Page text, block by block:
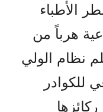
الأطباء
هرباً من
نظام الولي
للكوادر